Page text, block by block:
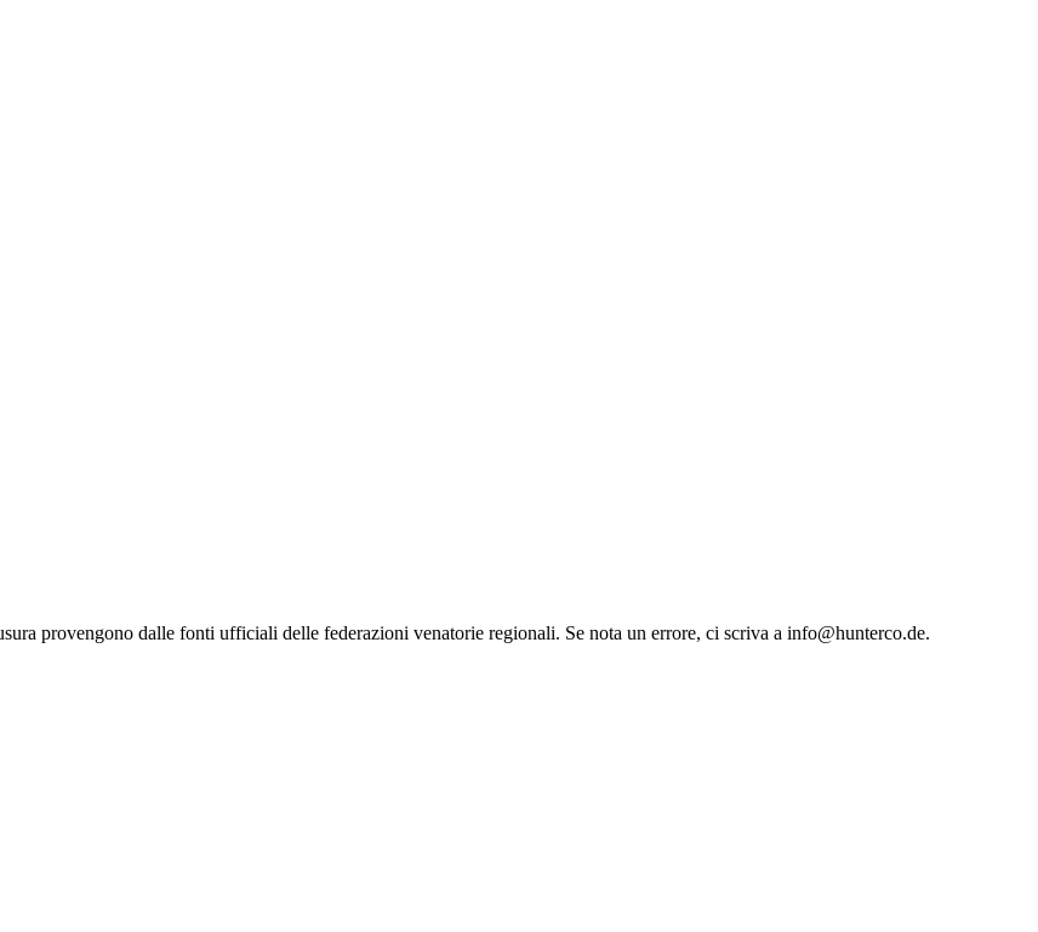
provengono dalle fonti ufficiali delle federazioni venatorie regionali. Se nota un errore, ci scriva a info@hunterco.de.